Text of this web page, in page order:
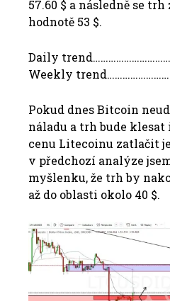
57.60 $ a následně se
hodnotě 53 $.
Daily
Weekly
Pokud dnes Bitcoin
náladu a trh bude klesat
cenu Litecoinu zatlačit
v předchozí analýze
myšlenku, že trh by
až do oblasti okolo 40 $.